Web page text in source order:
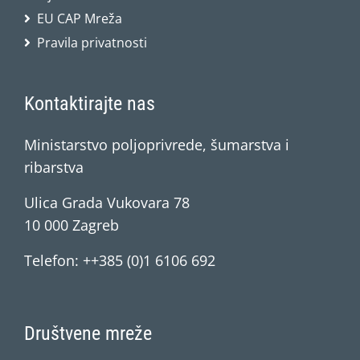
EU CAP Mreža
Pravila privatnosti
Kontaktirajte nas
Ministarstvo poljoprivrede, šumarstva i
ribarstva
Ulica Grada Vukovara 78
10 000 Zagreb
Telefon: ++385 (0)1 6106 692
Društvene mreže